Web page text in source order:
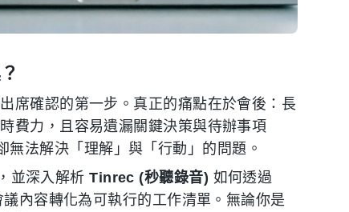
席確認的第一步。真正的痛點在於會後：長
費力，且容易遺漏關鍵決策與待辦事項
無法解決「理解」與「行動」的問題。
並深入解析Tinrec (秒聽錄音) 如何透過
內容轉化為可執行的工作清單。無論你是